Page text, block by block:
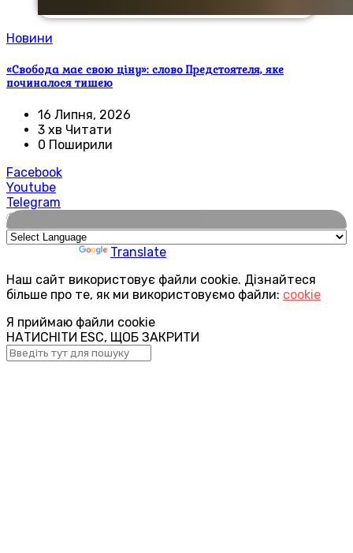
Новини
«Свобода має свою ціну»: слово Предстоятеля, яке
починалося тишею
16 Липня, 2026
3 хв Читати
0 Поширили
Facebook
Youtube
Telegram
🌍
Translate
Наш сайт використовує файли cookie. Дізнайтеся
більше про те, як ми використовуємо файли: cookie
Я приймаю файли cookie
НАТИСНІТИ ESC, ЩОБ ЗАКРИТИ